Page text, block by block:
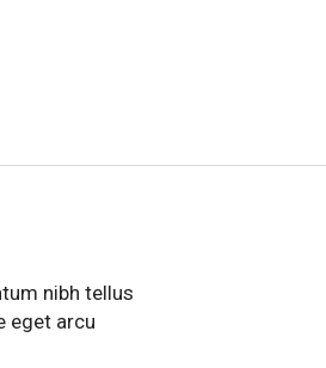
nibh tellus
eget arcu